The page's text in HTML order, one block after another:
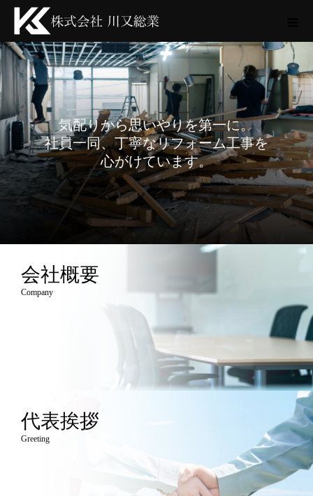
気配りから思いやりを第一に。
社員一同、丁寧なリフォーム工事を
心がけています。
会社概要
Company
代表挨拶
Greeting